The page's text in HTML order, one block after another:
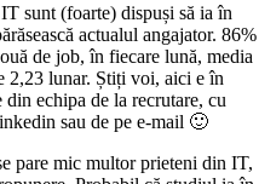
sunt (foarte) dispuși să ia în
actualul angajator. 86%
de job, în fiecare lună, media
2,23 lunar. Știți voi, aici e în
echipa de la recrutare, cu
sau de pe e-mail 🙂
pare mic multor prieteni din IT,